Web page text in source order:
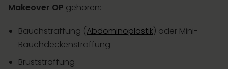
Makeover OP gehören:
Bauchstraffung (Abdominoplastik) oder Mini-
Bauchdeckenstraffung
Bruststraffung